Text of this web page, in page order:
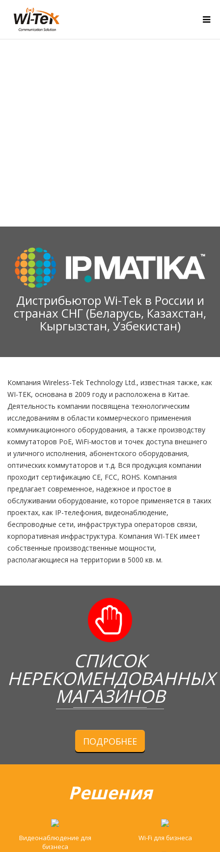
Дистрибьютор Wi-Tek в России и
странах СНГ (Беларусь, Казахстан,
Кыргызстан, Узбекистан)
Компания Wireless-Tek Technology Ltd., известная также, как
WI-TEK, основана в 2009 году и расположена в Китае.
Деятельность компании посвящена технологическим
исследованиям в области коммерческого применения
коммуникационного оборудования, а также производству
коммутаторов РоЕ, WiFi-мocтoв и точек доступа внешнего
и уличного исполнения, абонентского оборудования,
оптических коммутаторов и т.д. Вся продукция компании
проходит сертификацию СЕ, FCC, ROHS. Компания
предлагает современное, надежное и простое в
обслуживании оборудование, которое применяется в таких
проектах, как IР-телефония, видеонаблюдение,
беспроводные сети, инфраструктура операторов связи,
корпоративная инфраструктура. Компания WI-TEK имеет
собственные производственные мощности,
располагающиеся на территории в 5000 кв. м.
СПИСОК
НЕРЕКОМЕНДОВАННЫХ
МАГАЗИНОВ
ПОДРОБНЕЕ
Решения
Видеонаблюдение для
бизнеса
Wi-Fi для бизнеса